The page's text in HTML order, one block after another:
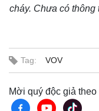
cháy. Chưa có
Tag: VOV
Mời quý độc giả